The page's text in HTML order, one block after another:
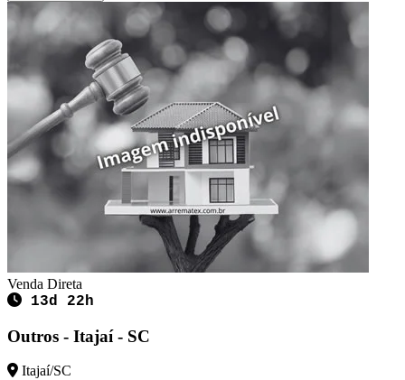
Venda Direta
13d 22h
Outros - Itajaí - SC
Itajaí/SC